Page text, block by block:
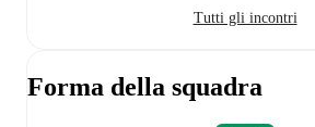
Tutti gli incontri
Forma della squadra